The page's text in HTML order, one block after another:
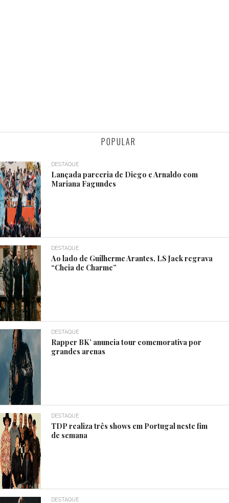
POPULAR
DESTAQUE
Lançada parceria de Diego e Arnaldo com
Mariana Fagundes
DESTAQUE
Ao lado de Guilherme Arantes, LS Jack regrava
“Cheia de Charme”
DESTAQUE
Rapper BK’ anuncia tour comemorativa por
grandes arenas
DESTAQUE
TDP realiza três shows em Portugal neste fim
de semana
DESTAQUE